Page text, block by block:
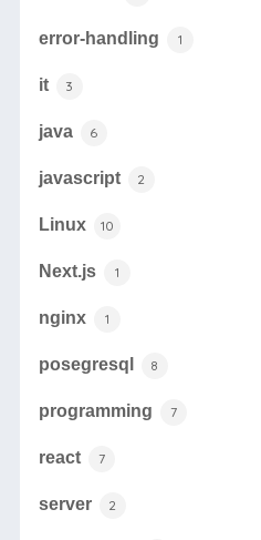
error-handling 1
it 3
java 6
javascript 2
Linux 10
Next.js 1
nginx 1
posegresql 8
programming 7
react 7
server 2